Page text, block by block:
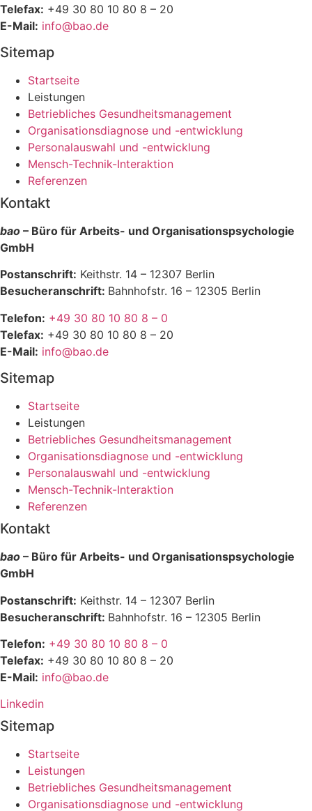
Telefax: +49 30 80 10 80 8 – 20
E-Mail: info@bao.de
Sitemap
Startseite
Leistungen
Betriebliches Gesundheitsmanagement
Organisationsdiagnose und -entwicklung
Personalauswahl und -entwicklung
Mensch-Technik-Interaktion
Referenzen
Kontakt
bao – Büro für Arbeits- und Organisationspsychologie
GmbH
Postanschrift: Keithstr. 14 – 12307 Berlin
Besucheranschrift: Bahnhofstr. 16 – 12305 Berlin
Telefon: +49 30 80 10 80 8 – 0
Telefax: +49 30 80 10 80 8 – 20
E-Mail: info@bao.de
Sitemap
Startseite
Leistungen
Betriebliches Gesundheitsmanagement
Organisationsdiagnose und -entwicklung
Personalauswahl und -entwicklung
Mensch-Technik-Interaktion
Referenzen
Kontakt
bao – Büro für Arbeits- und Organisationspsychologie
GmbH
Postanschrift: Keithstr. 14 – 12307 Berlin
Besucheranschrift: Bahnhofstr. 16 – 12305 Berlin
Telefon: +49 30 80 10 80 8 – 0
Telefax: +49 30 80 10 80 8 – 20
E-Mail: info@bao.de
Linkedin
Sitemap
Startseite
Leistungen
Betriebliches Gesundheitsmanagement
Organisationsdiagnose und -entwicklung